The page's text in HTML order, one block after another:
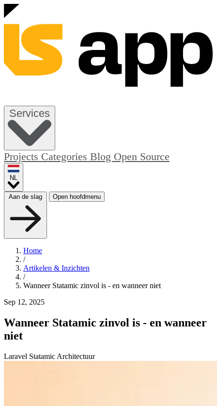
Services
Projects Categories Blog Open Source
NL
Aan de slag Open hoofdmenu
Home
/
Artikelen & Inzichten
/
Wanneer Statamic zinvol is - en wanneer niet
Sep 12, 2025
Wanneer Statamic zinvol is - en wanneer
niet
Laravel Statamic Architectuur